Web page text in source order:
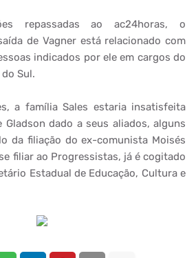
repassadas ao ac24horas, o
de Vagner está relacionado com
indicados por ele em cargos do
Sul.
a família Sales estaria insatisfeita
dado a seus aliados, alguns
da filiação do ex-comunista Moisés
filiar ao Progressistas, já é cogitado
Estadual de Educação, Cultura e